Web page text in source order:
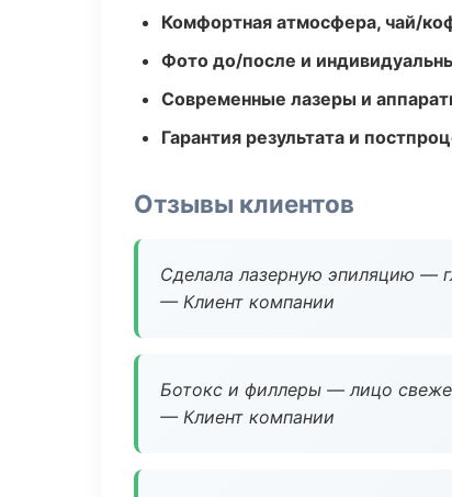
Комфортная атмосфера, чай/
Фото до/после и
Современные лазеры и
Гарантия результата и
Отзывы клиентов
Сделала лазерную эпиляцию —
— Клиент компании
Ботокс и филлеры — лицо
— Клиент компании